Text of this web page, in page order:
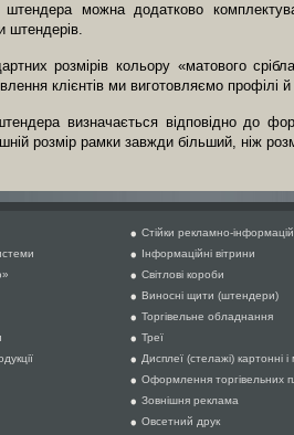
штендера можна додатково
штендерів.
розмірів кольору «матового
клієнтів ми виготовляємо профілі
визначається відповідно до
розмір рамки завжди більший, ніж
Стійки рекламно-
Інформаційні вітрини
Світлові короби
Виносні щити (штендери)
Торгівельне обладнання
Треї
Дисплеї (стелажі) картонні і
Оформлення торгівельних
Зовнішня реклама
Овсетний друк